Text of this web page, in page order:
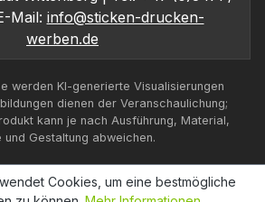
Mail: info@sticken-drucken-
werben.de
werden KI-generierte Visualisierungen
dienen der Veranschaulichung;
kann je nach Ausführung, Material,
und Gestaltung abweichen.
Cookies, um eine bestmögliche